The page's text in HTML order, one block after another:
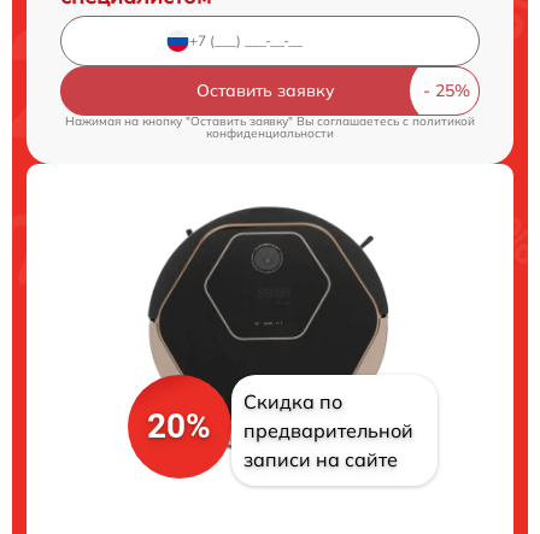
Оставить заявку
Нажимая на кнопку "Оставить заявку" Вы соглашаетесь cполитикой
конфиденциальности
20%
Скидка по
предварительной
записи на сайте